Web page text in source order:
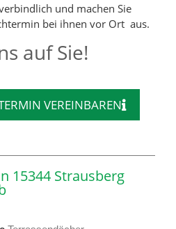
und machen Sie
bei ihnen vor Ort aus.
auf Sie!
VEREINBAREN
15344 Strausberg